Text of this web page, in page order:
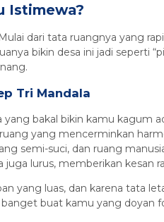
Istimewa?
dari tata ruangnya yang
bikin desa ini jadi seperti
Tri Mandala
bakal bikin kamu kagum
yang mencerminkan
semi-suci, dan ruang
juga lurus, memberikan kesan
yang luas, dan karena tata
buat kamu yang doyan